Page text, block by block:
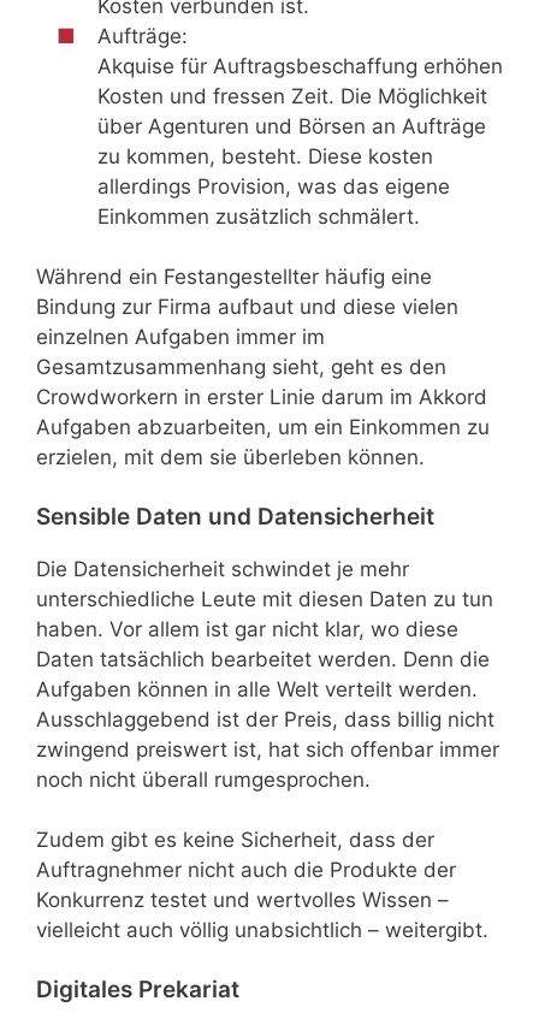
Kosten verbunden ist.
Aufträge:
Akquise für Auftragsbeschaffung erhöhen
Kosten und fressen Zeit. Die Möglichkeit
über Agenturen und Börsen an Aufträge
zu kommen, besteht. Diese kosten
allerdings Provision, was das eigene
Einkommen zusätzlich schmälert.
Während ein Festangestellter häufig eine
Bindung zur Firma aufbaut und diese vielen
einzelnen Aufgaben immer im
Gesamtzusammenhang sieht, geht es den
Crowdworkern in erster Linie darum im Akkord
Aufgaben abzuarbeiten, um ein Einkommen zu
erzielen, mit dem sie überleben können.
Sensible Daten und Datensicherheit
Die Datensicherheit schwindet je mehr
unterschiedliche Leute mit diesen Daten zu tun
haben. Vor allem ist gar nicht klar, wo diese
Daten tatsächlich bearbeitet werden. Denn die
Aufgaben können in alle Welt verteilt werden.
Ausschlaggebend ist der Preis, dass billig nicht
zwingend preiswert ist, hat sich offenbar immer
noch nicht überall rumgesprochen.
Zudem gibt es keine Sicherheit, dass der
Auftragnehmer nicht auch die Produkte der
Konkurrenz testet und wertvolles Wissen –
vielleicht auch völlig unabsichtlich – weitergibt.
Digitales Prekariat